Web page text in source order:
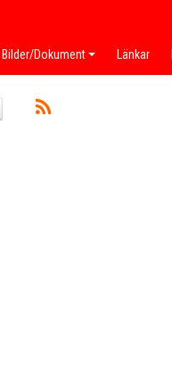
Bilder/Dokument Länkar